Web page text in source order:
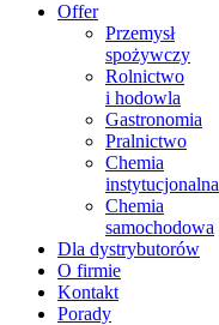
Offer
Przemysł
spożywczy
Rolnictwo
i hodowla
Gastronomia
Pralnictwo
Chemia
instytucjonalna
Chemia
samochodowa
Dla dystrybutorów
O firmie
Kontakt
Porady